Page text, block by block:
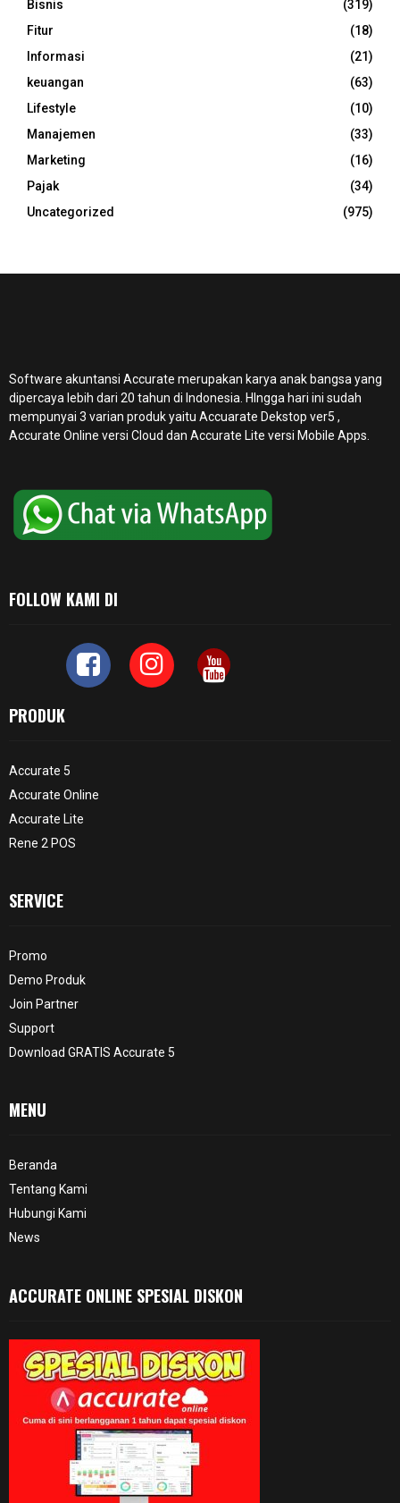
Bisnis
(319)
Fitur
(18)
Informasi
(21)
keuangan
(63)
Lifestyle
(10)
Manajemen
(33)
Marketing
(16)
Pajak
(34)
Uncategorized
(975)
Software akuntansi Accurate merupakan karya anak bangsa yang
dipercaya lebih dari 20 tahun di Indonesia. HIngga hari ini sudah
mempunyai 3 varian produk yaitu Accuarate Dekstop ver5 ,
Accurate Online versi Cloud dan Accurate Lite versi Mobile Apps.
FOLLOW KAMI DI
PRODUK
Accurate 5
Accurate Online
Accurate Lite
Rene 2 POS
SERVICE
Promo
Demo Produk
Join Partner
Support
Download GRATIS Accurate 5
MENU
Beranda
Tentang Kami
Hubungi Kami
News
ACCURATE ONLINE SPESIAL DISKON